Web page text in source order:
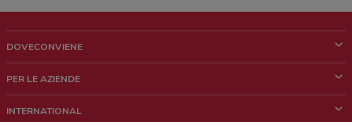
DOVECONVIENE
Chi siamo
PER LE AZIENDE
INTERNATIONAL